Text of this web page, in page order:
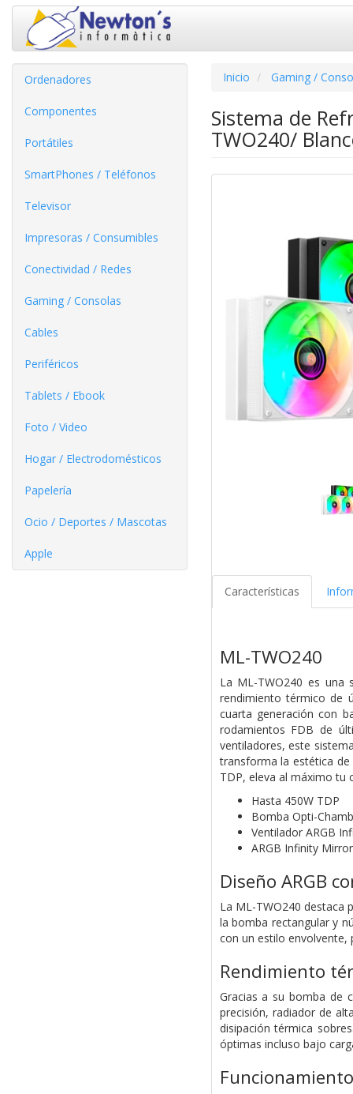
Ordenadores
Componentes
Portátiles
SmartPhones / Teléfonos
Televisor
Impresoras / Consumibles
Conectividad / Redes
Gaming / Consolas
Cables
Periféricos
Tablets / Ebook
Foto / Video
Hogar / Electrodomésticos
Papelería
Ocio / Deportes / Mascotas
Apple
Inicio Gaming /
Sistema de
TWO240/
Características
ML-TWO240
La ML-TWO240 es una
rendimiento térmico de
cuarta generación con
rodamientos FDB de
ventiladores, este
transforma la estética de
TDP, eleva al máximo tu
Hasta 450W TDP
Bomba Opti-
Ventilador ARGB
ARGB Infinity
Diseño ARGB
La ML-TWO240
la bomba rectangular y
con un estilo envolvente,
Rendimiento
Gracias a su bomba de
precisión, radiador de
disipación térmica
óptimas incluso bajo